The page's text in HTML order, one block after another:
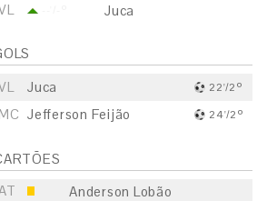
Juca
Juca 22'/2º
MC Jefferson Feijão 24'/2º
Anderson Lobão